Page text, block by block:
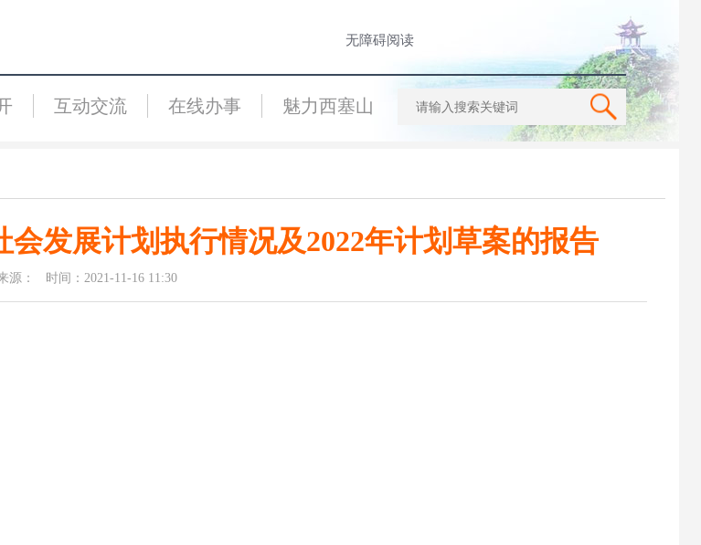
无障碍阅读
互动交流 在线办事 魅力西塞山
发展计划执行情况及2022年计划草案的报告
源： 时间：2021-11-16 11:30